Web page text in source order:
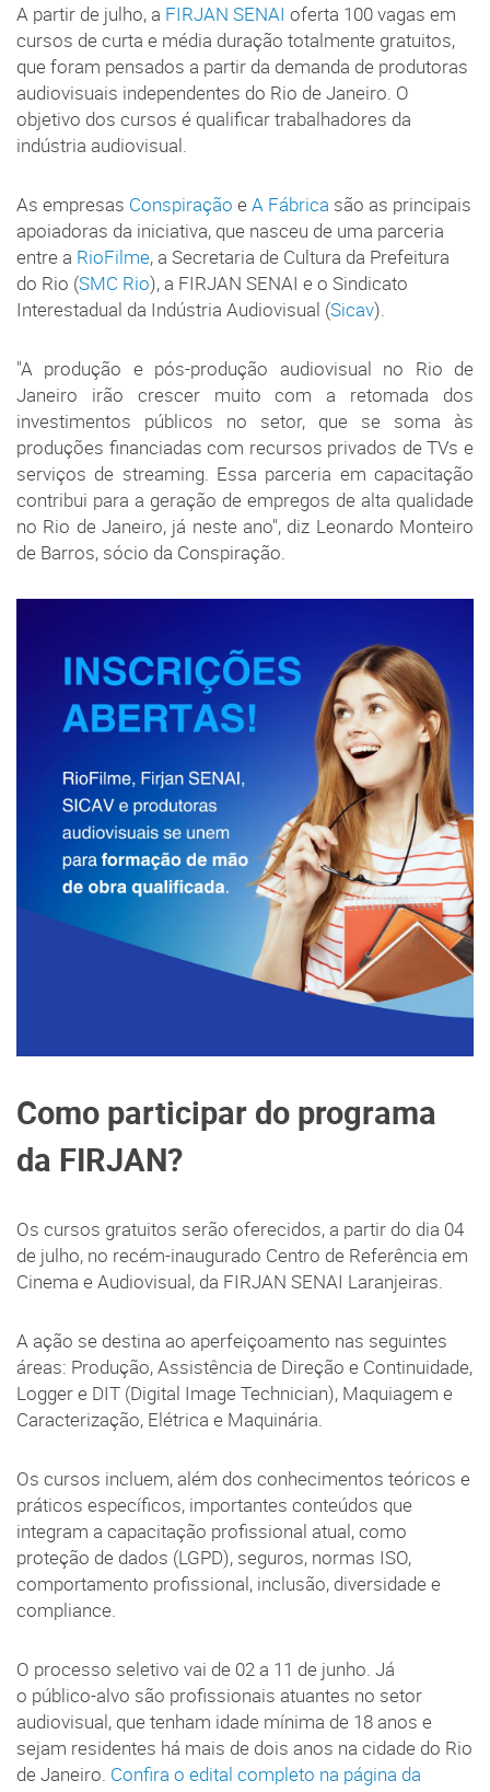
A partir de julho, a FIRJAN SENAI oferta 100 vagas em
cursos de curta e média duração totalmente gratuitos,
que foram pensados a partir da demanda de produtoras
audiovisuais independentes do Rio de Janeiro. O
objetivo dos cursos é qualificar trabalhadores da
indústria audiovisual.
As empresas Conspiração eA Fábrica são as principais
apoiadoras da iniciativa, que nasceu de uma parceria
entre a RioFilme, a Secretaria de Cultura da Prefeitura
do Rio (SMC Rio), a FIRJAN SENAI e o Sindicato
Interestadual da Indústria Audiovisual (Sicav).
"A produção e pós-produção audiovisual no Rio de
Janeiro irão crescer muito com a retomada dos
investimentos públicos no setor, que se soma às
produções financiadas com recursos privados de TVs e
serviços de streaming. Essa parceria em capacitação
contribui para a geração de empregos de alta qualidade
no Rio de Janeiro, já neste ano", diz Leonardo Monteiro
de Barros, sócio da Conspiração.
Como participar do programa
da FIRJAN?
Os cursos gratuitos serão oferecidos, a partir do dia 04
de julho, no recém-inaugurado Centro de Referência em
Cinema e Audiovisual, da FIRJAN SENAI Laranjeiras.
A ação se destina ao aperfeiçoamento nas seguintes
áreas: Produção, Assistência de Direção e Continuidade,
Logger e DIT (Digital Image Technician), Maquiagem e
Caracterização, Elétrica e Maquinária.
Os cursos incluem, além dos conhecimentos teóricos e
práticos específicos, importantes conteúdos que
integram a capacitação profissional atual, como
proteção de dados (LGPD), seguros, normas ISO,
comportamento profissional, inclusão, diversidade e
compliance.
O processo seletivo vai de 02 a 11 de junho. Já
o público-alvo são profissionais atuantes no setor
audiovisual, que tenham idade mínima de 18 anos e
sejam residentes há mais de dois anos na cidade do Rio
de Janeiro. Confira o edital completo na página da